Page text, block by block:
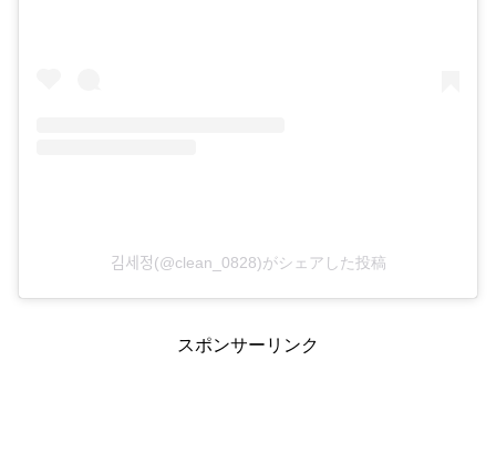
김세정(@clean_0828)がシェアした投稿
スポンサーリンク